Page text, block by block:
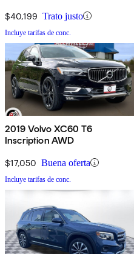
$40,199 Trato justo
Incluye tarifas de conc.
2019 Volvo XC60 T6
Inscription AWD
$17,050 Buena oferta
Incluye tarifas de conc.